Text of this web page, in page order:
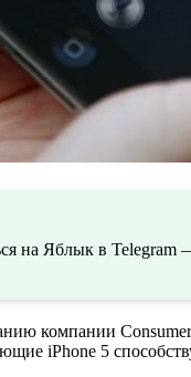
на Яблык в Telegram
компании
iPhone 5